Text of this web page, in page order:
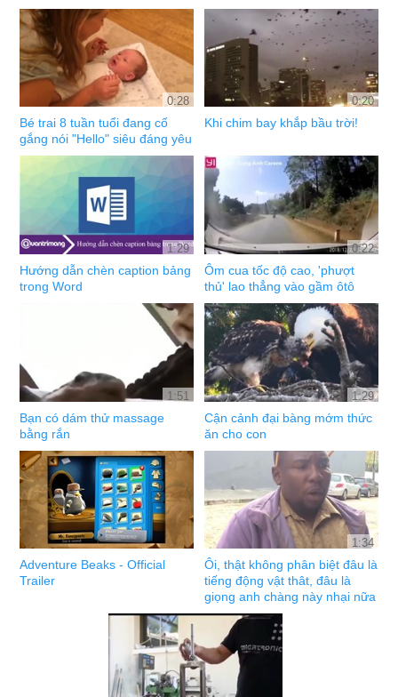
0:28
Bé trai 8 tuần tuổi đang cố
gắng nói "Hello" siêu đáng yêu
0:20
Khi chim bay khắp bầu trời!
1:29
Hướng dẫn chèn caption bảng
trong Word
0:22
Ôm cua tốc độ cao, 'phượt
thủ' lao thẳng vào gầm ôtô
1:51
Bạn có dám thử massage
bằng rắn
1:29
Cận cảnh đại bàng mớm thức
ăn cho con
Adventure Beaks - Official
Trailer
1:34
Ôi, thật không phân biệt đâu là
tiếng động vật thât, đâu là
giọng anh chàng này nhại nữa